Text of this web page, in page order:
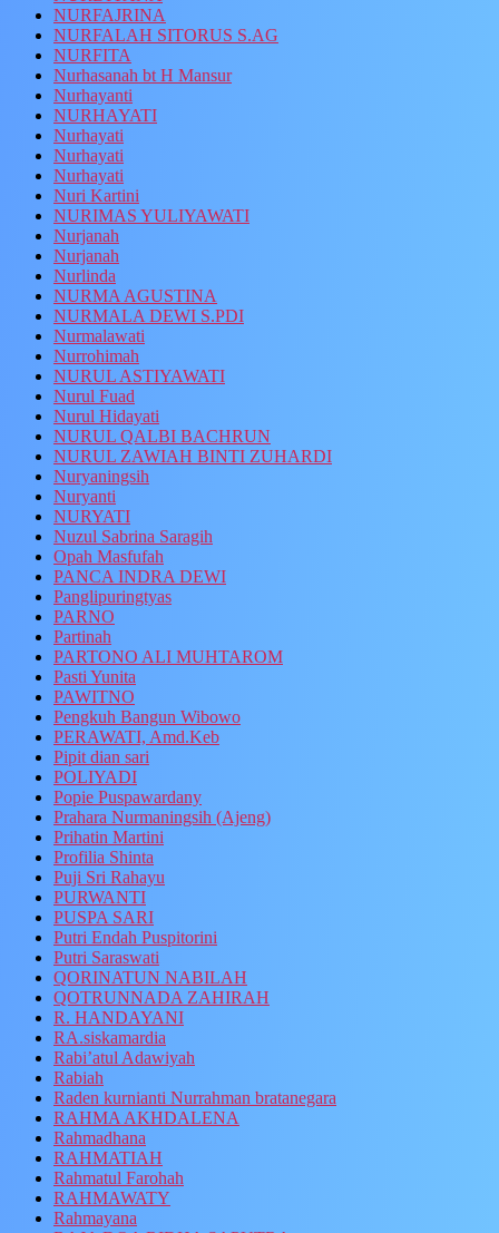
NURFAJRINA
NURFALAH SITORUS S.AG
NURFITA
Nurhasanah bt H Mansur
Nurhayanti
NURHAYATI
Nurhayati
Nurhayati
Nurhayati
Nuri Kartini
NURIMAS YULIYAWATI
Nurjanah
Nurjanah
Nurlinda
NURMA AGUSTINA
NURMALA DEWI S.PDI
Nurmalawati
Nurrohimah
NURUL ASTIYAWATI
Nurul Fuad
Nurul Hidayati
NURUL QALBI BACHRUN
NURUL ZAWIAH BINTI ZUHARDI
Nuryaningsih
Nuryanti
NURYATI
Nuzul Sabrina Saragih
Opah Masfufah
PANCA INDRA DEWI
Panglipuringtyas
PARNO
Partinah
PARTONO ALI MUHTAROM
Pasti Yunita
PAWITNO
Pengkuh Bangun Wibowo
PERAWATI, Amd.Keb
Pipit dian sari
POLIYADI
Popie Puspawardany
Prahara Nurmaningsih (Ajeng)
Prihatin Martini
Profilia Shinta
Puji Sri Rahayu
PURWANTI
PUSPA SARI
Putri Endah Puspitorini
Putri Saraswati
QORINATUN NABILAH
QOTRUNNADA ZAHIRAH
R. HANDAYANI
RA.siskamardia
Rabi’atul Adawiyah
Rabiah
Raden kurnianti Nurrahman bratanegara
RAHMA AKHDALENA
Rahmadhana
RAHMATIAH
Rahmatul Farohah
RAHMAWATY
Rahmayana